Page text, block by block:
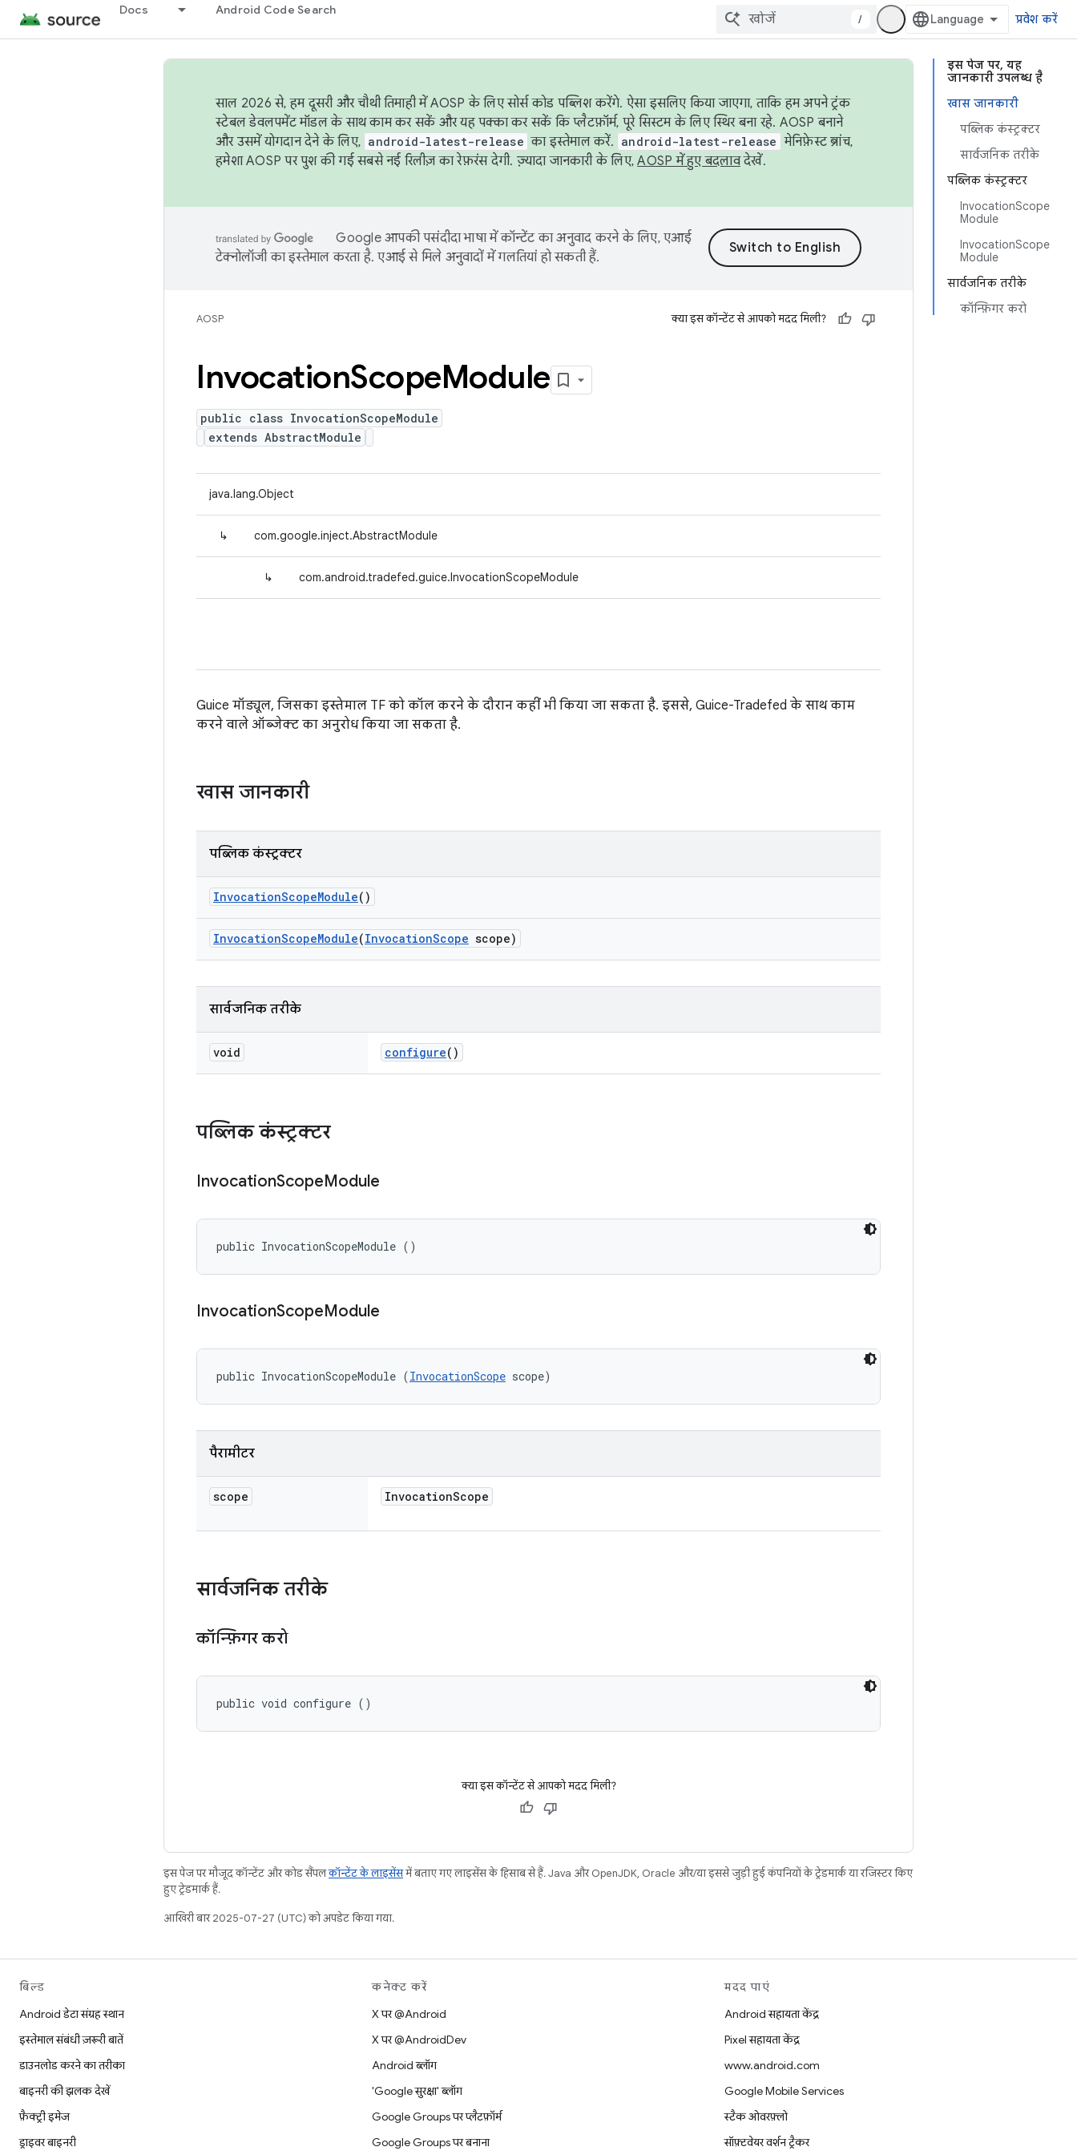
Docs Android Code Search
/ प्रवेश करें
इस पेज पर, यह
जानकारी उपलब्ध है
खास जानकारी
पब्लिक कंस्ट्रक्टर
सार्वजनिक तरीके
पब्लिक कंस्ट्रक्टर
InvocationScope
Module
InvocationScope
Module
सार्वजनिक तरीके
कॉन्फ़िगर करो
साल 2026 से, हम दूसरी और चौथी तिमाही में AOSP के लिए सोर्स कोड पब्लिश करेंगे. ऐसा इसलिए किया जाएगा, ताकि हम अपने ट्रंक
स्टेबल डेवलपमेंट मॉडल के साथ काम कर सकें और यह पक्का कर सकें कि प्लैटफ़ॉर्म, पूरे सिस्टम के लिए स्थिर बना रहे. AOSP बनाने
और उसमें योगदान देने के लिए, android-latest-release का इस्तेमाल करें. android-latest-release मेनिफ़ेस्ट ब्रांच,
हमेशा AOSP पर पुश की गई सबसे नई रिलीज़ का रेफ़रंस देगी. ज़्यादा जानकारी के लिए,AOSP में हुए बदलावदेखें.
Google आपकी पसंदीदा भाषा में कॉन्टेंट का अनुवाद करने के लिए, एआई
टेक्नोलॉजी का इस्तेमाल करता है. एआई से मिले अनुवादों में गलतियां हो सकती हैं.
AOSP क्या इस कॉन्टेंट से आपको मदद मिली?
InvocationScopeModule
public class InvocationScopeModule
extends AbstractModule
java.lang.Object
↳ com.google.inject.AbstractModule
↳ com.android.tradefed.guice.InvocationScopeModule
Guice मॉड्यूल, जिसका इस्तेमाल TF को कॉल करने के दौरान कहीं भी किया जा सकता है. इससे, Guice-Tradefed के साथ काम
करने वाले ऑब्जेक्ट का अनुरोध किया जा सकता है.
खास जानकारी
पब्लिक कंस्ट्रक्टर
InvocationScopeModule()
InvocationScopeModule(InvocationScope scope)
सार्वजनिक तरीके
void configure()
पब्लिक कंस्ट्रक्टर
InvocationScopeModule
public InvocationScopeModule ()
InvocationScopeModule
public InvocationScopeModule (InvocationScope scope)
पैरामीटर
scope InvocationScope
सार्वजनिक तरीके
कॉन्फ़िगर करो
public void configure ()
क्या इस कॉन्टेंट से आपको मदद मिली?
इस पेज पर मौजूद कॉन्टेंट और कोड सैंपलकॉन्टेंट के लाइसेंसमें बताए गए लाइसेंस के हिसाब से हैं. Java और OpenJDK, Oracle और/या इससे जुड़ी हुई कंपनियों के ट्रेडमार्क या रजिस्टर किए
हुए ट्रेडमार्क हैं.
आखिरी बार 2025-07-27 (UTC) को अपडेट किया गया.
बिल्ड
Android डेटा संग्रह स्थान
इस्तेमाल संबंधी ज़रूरी बातें
डाउनलोड करने का तरीका
बाइनरी की झलक देखें
फ़ैक्ट्री इमेज
ड्राइवर बाइनरी
कनेक्ट करें
X पर @Android
X पर @AndroidDev
Android ब्लॉग
'Google सुरक्षा' ब्लॉग
Google Groups पर प्लैटफ़ॉर्म
Google Groups पर बनाना
मदद पाएं
Android सहायता केंद्र
Pixel सहायता केंद्र
www.android.com
Google Mobile Services
स्टैक ओवरफ़्लो
सॉफ़्टवेयर वर्शन ट्रैकर